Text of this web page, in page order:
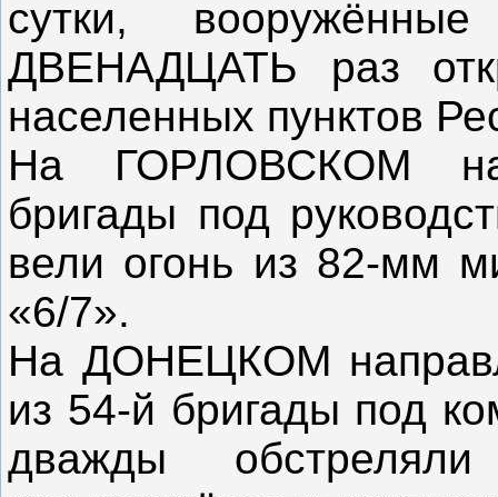
сутки,
ДВЕНАДЦАТЬ раз
населенных пунктов
На ГОРЛОВСКОМ
бригады под
вели огонь из 82-мм
«6/7».
На ДОНЕЦКОМ
из 54-й бригады под
дважды